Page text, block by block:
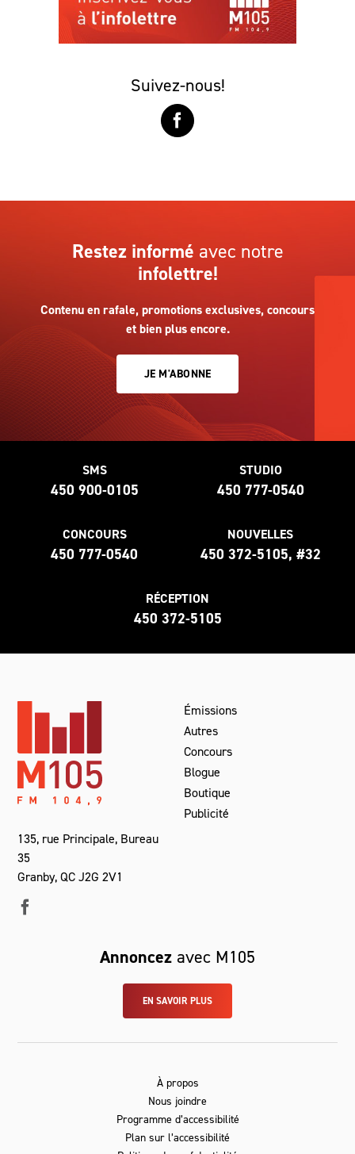
Suivez-nous!
Restez informé avec notre
infolettre!
Contenu en rafale, promotions exclusives, concours
et bien plus encore.
JE M'ABONNE
SMS
450 900-0105
STUDIO
450 777-0540
CONCOURS
450 777-0540
NOUVELLES
450 372-5105, #32
RÉCEPTION
450 372-5105
135, rue Principale, Bureau
35
Granby, QC J2G 2V1
Émissions
Autres
Concours
Blogue
Boutique
Publicité
Annoncez avec M105
EN SAVOIR PLUS
À propos
Nous joindre
Programme d’accessibilité
Plan sur l’accessibilité